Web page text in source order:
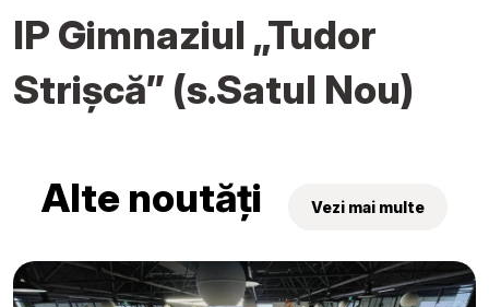
IP Gimnaziul „Tudor
Strișcă” (s.Satul Nou)
Alte noutăți Vezi mai multe